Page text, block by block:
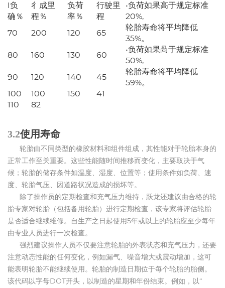
I负
确％
彳成里
程％
负荷
率％
行驶里
程
•负荷如果高于规定标准
20%,
70
200 120 65
轮胎寿命将平均降低
35%。
80
160 130 60
•负荷如果咼于规定标准
50%,
90
120 140 45
轮胎寿命将平均降低
59%。
100
100 150
41
110
82
3.2使用寿命
轮胎由不同类型的橡胶材料和组件组成，其性能对于轮胎本身的
正常工作至关重要。这些性能随时间推移而变化，主要取决于气
候；轮胎的储存条件如温度、湿度、位置等；使用条件如负荷、速
度、轮胎气压、因道路状况造成的损坏等。
除了操作员的定期检查和充气压力维持，跃龙还建议由合格的轮
胎专家对轮胎（包括备用轮胎）进行定期检查，该专家将评估轮胎
是否适合继续维修。自生产之日起使用5年或以上的轮胎应至少每年
由专业人员进行一次检查。
强烈建议操作人员不仅要注意轮胎的外表状态和充气压力，还要
注意动态性能的任何变化，例如漏气、噪音增大或震动增加，这可
能表明轮胎不能继续使用。轮胎的制造日期位于每个轮胎的胎侧。
该代码以字母DOT开头，以制造的星期和年份结束。例如，以“